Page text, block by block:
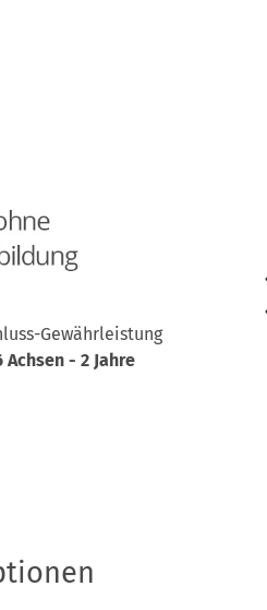
Gewährleistung
Achsen - 2 Jahre